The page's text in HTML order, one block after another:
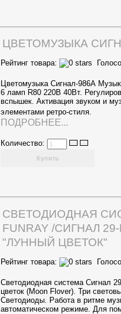
ЦВЕТОМУЗЫКА
Рейтинг товара:
Цветомузыка Сигнал-986А
6 ламп R80 220В 40Вт.
вспышек. Активация звуком и
элементами ретро-стиля.
ПОДРОБНЕЕ...
Количество:
СВЕТОДИОДНАЯ
FUNRAY /СИГНАЛ 29-
"ЛУННЫЙ ЦВЕТОК"
Рейтинг товара:
Светодиодная система Сигнал
цветок (Moon Flover). Три
Светодиоды. Работа в ритме
автоматическом режиме. Для